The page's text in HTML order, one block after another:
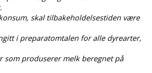
skal tilbakeholdelsestiden være
i preparatomtalen for alle dyrearter,
som produserer melk beregnet på